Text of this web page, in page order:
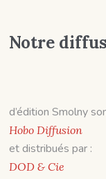
Notre
d’édition Smolny
Hobo Diffusion
et distribués par :
DOD & Cie